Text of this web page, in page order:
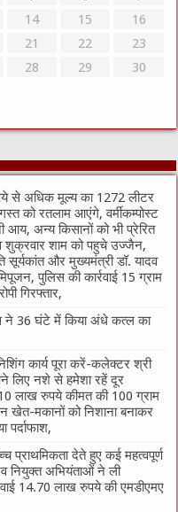
14 15
16
21 22
23
28 29
30
से अधिक मूल्य का 1272 लीटर
को रतलाम आएंगे, वर्मीकम्पोस्ट
आय, अन्य किसानों को भी प्रेरित
शुक्रवार शाम को पहुचे उज्जैन,
सूर्यकांत और मुख्यमंत्री डॉ. यादव
पुलिस की कार्रवाई 15 ग्राम
गिरफ्तार,
ने 36 घंटे में किया अंधे कत्ल का
कार्य पूरा करें-कलेक्टर श्री
लिए नशे से हमेशा रहें दूर
10 लाख रुपये कीमत की 100 ग्राम
खेत-मकानों को निशाना बनाकर
पर्दाफाश,
प्राथमिकता देते हुए कई महत्वपूर्ण
नियुक्त अभियंताओं ने ली
14.70 लाख रुपये की एमडीएमए